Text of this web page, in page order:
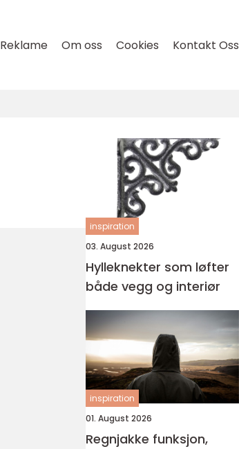
Reklame Om oss Cookies Kontakt Oss
inspiration
03. August 2026
Hylleknekter som løfter
både vegg og interiør
inspiration
01. August 2026
Regnjakke funksjon,